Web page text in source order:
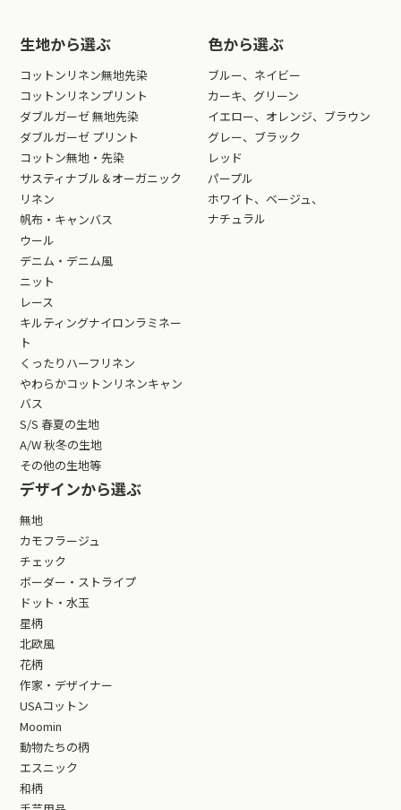
生地から選ぶ
コットンリネン無地先染
コットンリネンプリント
ダブルガーゼ 無地先染
ダブルガーゼ プリント
コットン無地・先染
サスティナブル＆オーガニック
リネン
帆布・キャンバス
ウール
デニム・デニム風
ニット
レース
キルティングナイロンラミネー
ト
くったりハーフリネン
やわらかコットンリネンキャン
バス
S/S 春夏の生地
A/W 秋冬の生地
その他の生地等
色から選ぶ
ブルー、ネイビー
カーキ、グリーン
イエロー、オレンジ、ブラウン
グレー、ブラック
レッド
パープル
ホワイト、ベージュ、
ナチュラル
デザインから選ぶ
無地
カモフラージュ
チェック
ボーダー・ストライプ
ドット・水玉
星柄
北欧風
花柄
作家・デザイナー
USAコットン
Moomin
動物たちの柄
エスニック
和柄